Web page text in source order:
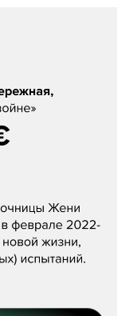
о войне»